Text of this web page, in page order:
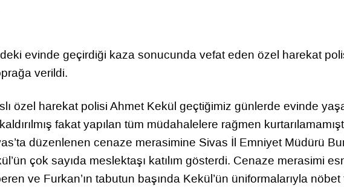
evinde geçirdiği kaza sonucunda vefat eden özel harekat
verildi.
özel harekat polisi Ahmet Kekül geçtiğimiz günlerde evinde
fakat yapılan tüm müdahalelere rağmen
düzenlenen cenaze merasimine Sivas İl Emniyet Müdürü
çok sayıda meslektaşı katılım gösterdi. Cenaze merasimi
ve Furkan’ın tabutun başında Kekül’ün üniformalarıyla nöbet